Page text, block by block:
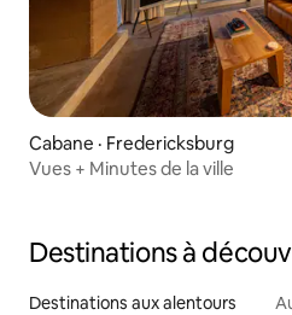
Cabane · Fredericksburg
Vues + Minutes de la ville
Destinations à
Destinations aux alentours